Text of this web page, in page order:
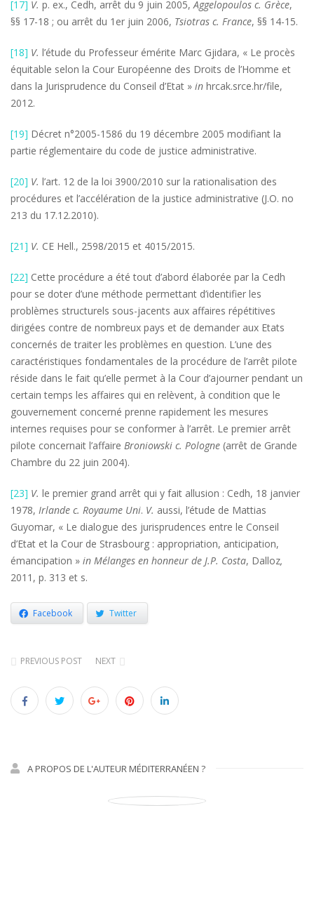
[17] V. p. ex., Cedh, arrêt du 9 juin 2005,Aggelopoulos c. Grèce,
§§ 17-18 ; ou arrêt du 1er juin 2006, Tsiotras c. France, §§ 14-15.
[18] V. l’étude du Professeur émérite Marc Gjidara, « Le procès
équitable selon la Cour Européenne des Droits de l’Homme et
dans la Jurisprudence du Conseil d’Etat » in hrcak.srce.hr/file,
2012.
[19] Décret n°2005-1586 du 19 décembre 2005 modifiant la
partie réglementaire du code de justice administrative.
[20] V. l’art. 12 de la loi 3900/2010 sur la rationalisation des
procédures et l’accélération de la justice administrative (J.O. no
213 du 17.12.2010).
[21] V. CE Hell., 2598/2015 et 4015/2015.
[22] Cette procédure a été tout d’abord élaborée par la Cedh
pour se doter d’une méthode permettant d’identifier les
problèmes structurels sous-jacents aux affaires répétitives
dirigées contre de nombreux pays et de demander aux Etats
concernés de traiter les problèmes en question. L’une des
caractéristiques fondamentales de la procédure de l’arrêt pilote
réside dans le fait qu’elle permet à la Cour d’ajourner pendant un
certain temps les affaires qui en relèvent, à condition que le
gouvernement concerné prenne rapidement les mesures
internes requises pour se conformer à l’arrêt. Le premier arrêt
pilote concernait l’affaire Broniowski c. Pologne (arrêt de Grande
Chambre du 22 juin 2004).
[23] V. le premier grand arrêt qui y fait allusion : Cedh, 18 janvier
1978, Irlande c. Royaume Uni. V. aussi, l’étude de Mattias
Guyomar, « Le dialogue des jurisprudences entre le Conseil
d’Etat et la Cour de Strasbourg : appropriation, anticipation,
émancipation » in Mélanges en honneur de J.P. Costa, Dalloz,
2011, p. 313 et s.
Facebook Twitter
PREVIOUS POST NEXT
A PROPOS DE L'AUTEUR MÉDITERRANÉEN ?